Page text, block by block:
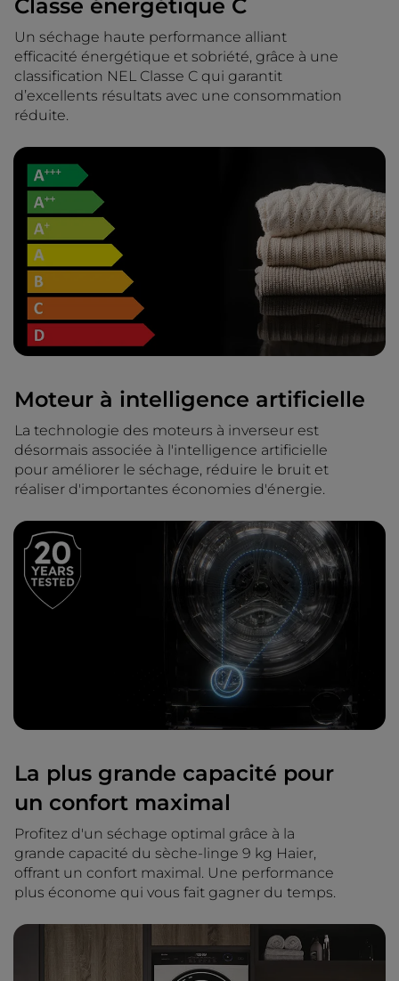
Classe énergétique C
Un séchage haute performance alliant
efficacité énergétique et sobriété, grâce à une
classification NEL Classe C qui garantit
d’excellents résultats avec une consommation
réduite.
Moteur à intelligence artificielle
La technologie des moteurs à inverseur est
désormais associée à l'intelligence artificielle
pour améliorer le séchage, réduire le bruit et
réaliser d'importantes économies d'énergie.
La plus grande capacité pour
un confort maximal
Profitez d'un séchage optimal grâce à la
grande capacité du sèche-linge 9 kg Haier,
offrant un confort maximal. Une performance
plus économe qui vous fait gagner du temps.